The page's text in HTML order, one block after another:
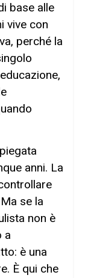
base alle
vive con
perché la
anni. La
se la
non è
a
è una
È qui che